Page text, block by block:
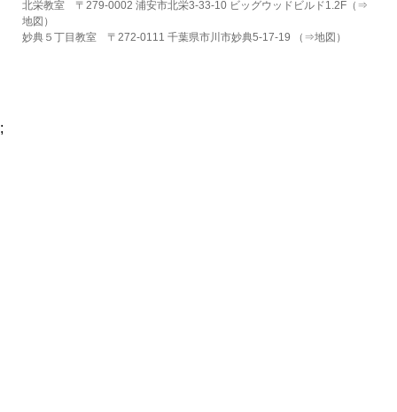
北栄教室 〒279-0002 浦安市北栄3-33-10 ビッグウッドビルド1.2F（⇒
地図 ）
妙典５丁目教室 〒272-0111 千葉県市川市妙典5-17-19 （⇒地図 ）
;